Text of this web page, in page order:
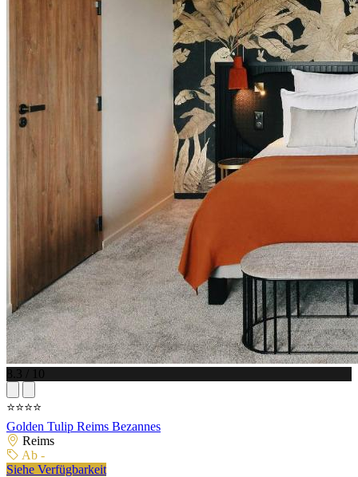
8.3 / 10
⭐⭐⭐⭐
Golden Tulip Reims Bezannes
Reims
Ab -
Siehe Verfügbarkeit